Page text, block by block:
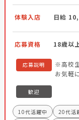
体験入店 日給
応募資格 18歳以
応募説明
※高校
お気軽
歓迎
10代活躍中 20代活